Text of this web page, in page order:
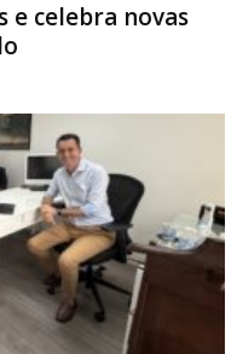
e celebra novas